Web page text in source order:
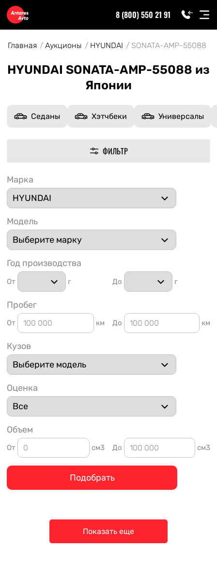
91
8 (800) 550 21 91
Главная Аукционы HYUNDAI SONATA-AMP-55088
HYUNDAI SONATA-AMP-55088 из
Японии
Седаны Хэтчбеки Универсалы
ФИЛЬТР
Марка
Модель
Год производства
От г До г
Пробег
От км До км
Кузов
Оценка
Объем
От см3 До см3
Подобрать
Показать еще